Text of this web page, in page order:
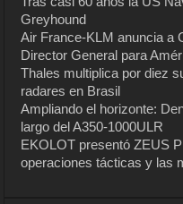
Greyhound
Air France-KLM anuncia a
Director General para
Thales multiplica por diez
radares en Brasil
Ampliando el horizonte:
largo del A350-1000ULR
EKOLOT presentó ZEUS
operaciones tácticas y las